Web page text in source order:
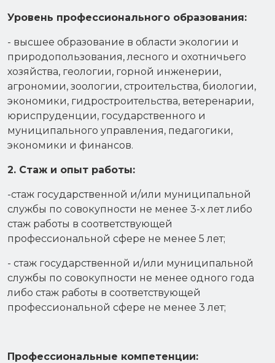
Уровень профессионального образования:
- высшее образование в области экологии и
природопользования, лесного и охотничьего
хозяйства, геологии, горной инженерии,
агрономии, зоологии, строительства, биологии,
экономики, гидростроительства, ветеренарии,
юриспруденции, государственного и
муниципального управления, педагогики,
экономики и финансов.
2. Стаж и опыт работы:
-стаж государственной и/или муниципальной
службы по совокупности не менее 3-х лет либо
стаж работы в соответствующей
профессиональной сфере не менее 5 лет;
- стаж государственной и/или муниципальной
службы по совокупности не менее одного года
либо стаж работы в соответствующей
профессиональной сфере не менее 3 лет;
Профессиональные компетенции: